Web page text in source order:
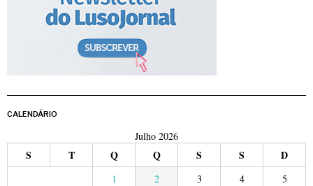
CALENDÁRIO
Julho 2026
S T Q Q S S D
1 2 3 4
5